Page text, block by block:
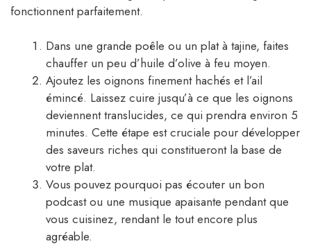
fonctionnent parfaitement.
Dans une grande poêle ou un plat à tajine, faites
chauffer un peu d’huile d’olive à feu moyen.
Ajoutez les oignons finement hachés et l’ail
émincé. Laissez cuire jusqu’à ce que les oignons
deviennent translucides, ce qui prendra environ 5
minutes. Cette étape est cruciale pour développer
des saveurs riches qui constitueront la base de
votre plat.
Vous pouvez pourquoi pas écouter un bon
podcast ou une musique apaisante pendant que
vous cuisinez, rendant le tout encore plus
agréable.